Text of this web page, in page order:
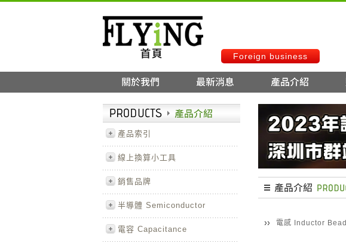
Foreign business
產品索引
線上換算小工具
銷售品牌
半導體 Semiconductor
電容 Capacitance
電感 Inductor Bead